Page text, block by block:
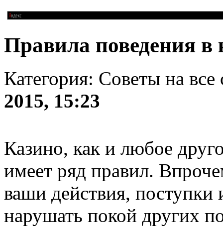
Правила поведения в
Категория: Советы на
2015, 15:23
Казино, как и любое
имеет ряд правил.
ваши действия,
нарушать покой других